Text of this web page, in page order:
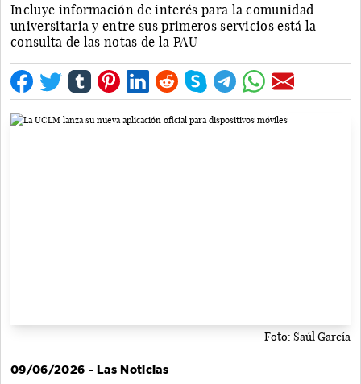
Incluye información de interés para la comunidad
universitaria y entre sus primeros servicios está la
consulta de las notas de la PAU
Foto: Saúl García
09/06/2026 - Las Noticias